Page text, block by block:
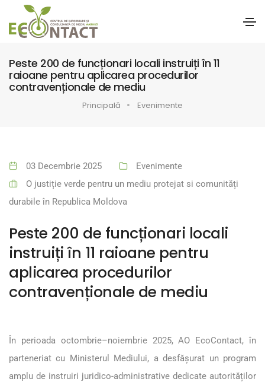
Peste 200 de funcționari locali instruiți în 11
raioane pentru aplicarea procedurilor
contravenționale de mediu
Principală Evenimente
03 Decembrie 2025
Evenimente
O justiție verde pentru un mediu protejat si comunități
durabile în Republica Moldova
Peste 200 de funcționari locali
instruiți în 11 raioane pentru
aplicarea procedurilor
contravenționale de mediu
În perioada octombrie–noiembrie 2025, AO EcoContact, în
parteneriat cu Ministerul Mediului, a desfășurat un program
amplu de instruiri juridico-administrative dedicate autorităților